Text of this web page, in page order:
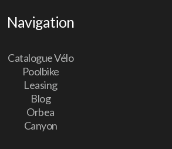
Navigation
Catalogue Vélo
Poolbike
Leasing
Blog
Orbea
Canyon